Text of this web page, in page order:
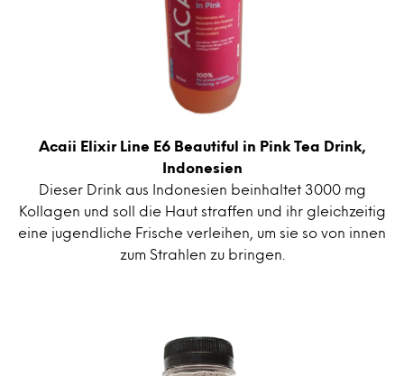
Acaii Elixir Line E6 Beautiful in Pink Tea Drink,
Indonesien
Dieser Drink aus Indonesien beinhaltet 3000 mg
Kollagen und soll die Haut straffen und ihr gleichzeitig
eine jugendliche Frische verleihen, um sie so von innen
zum Strahlen zu bringen.